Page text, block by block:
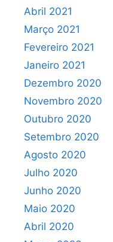
Abril 2021
Março 2021
Fevereiro 2021
Janeiro 2021
Dezembro 2020
Novembro 2020
Outubro 2020
Setembro 2020
Agosto 2020
Julho 2020
Junho 2020
Maio 2020
Abril 2020